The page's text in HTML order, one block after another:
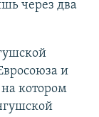
через два
и
котором